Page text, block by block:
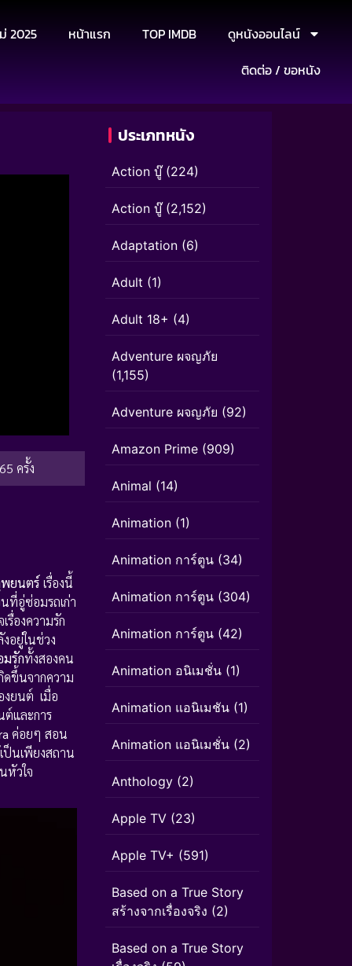
2025 หน้าแรก TOP IMDB
ดูหนังออนไลน์
ติดต่อ / ขอหนัง
ครั้ง
ยนตร์ เรื่องนี้
นที่อู่ซ่อมรถเก่า
เรื่องความรัก
งอยู่ในช่วง
รักทั้งสองคน
ดขึ้นจากความ
งยนต์ เมื่อ
และการ
ค่อยๆ สอน
ป็นเพียงสถาน
หัวใจ
ประเภทหนัง
Action บู๊(224)
Action บู๊(2,152)
Adaptation (6)
Adult (1)
Adult 18+ (4)
Adventure ผจญภัย
(1,155)
Adventure ผจญภัย (92)
Amazon Prime (909)
Animal (14)
Animation (1)
Animation การ์ตูน (34)
Animation การ์ตูน (304)
Animation การ์ตูน (42)
Animation อนิเมชั่น (1)
Animation แอนิเมชัน (1)
Animation แอนิเมชั่น (2)
Anthology (2)
Apple TV (23)
Apple TV+ (591)
Based on a True Story
สร้างจากเรื่องจริง (2)
Based on a True Story